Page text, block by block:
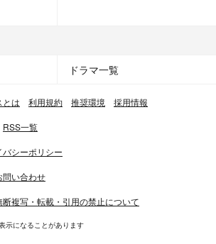
ドラマ一覧
とは 利用規約 推奨環境 採用情報
RSS一覧
シーポリシー
問い合わせ
複写・転載・引用の禁止について
示になることがあります